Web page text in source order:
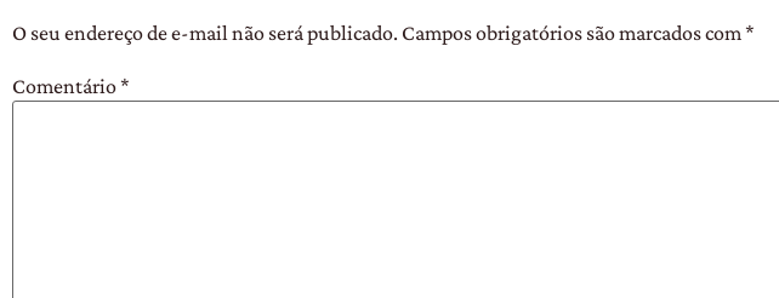
O seu endereço de e-mail não será publicado. Campos obrigatórios são marcados com*
Comentário*